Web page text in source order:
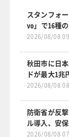
スタンフォ
vo」で16種
2026/08/08
秋田市に日
ドが最大1兆
2026/08/08
防衛省が反
ル導入、安
2026/08/08